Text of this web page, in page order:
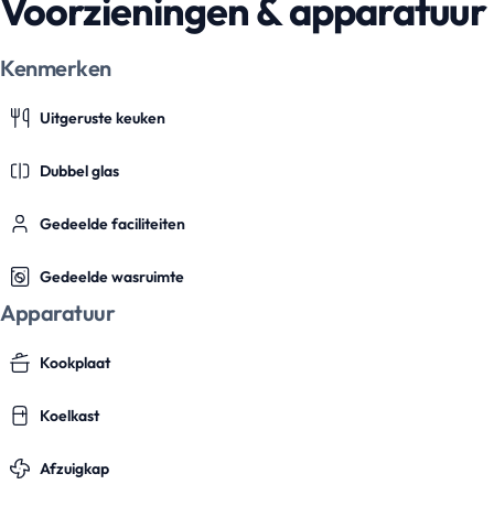
Voorzieningen & apparatuur
Kenmerken
Uitgeruste keuken
Dubbel glas
Gedeelde faciliteiten
Gedeelde wasruimte
Apparatuur
Kookplaat
Koelkast
Afzuigkap